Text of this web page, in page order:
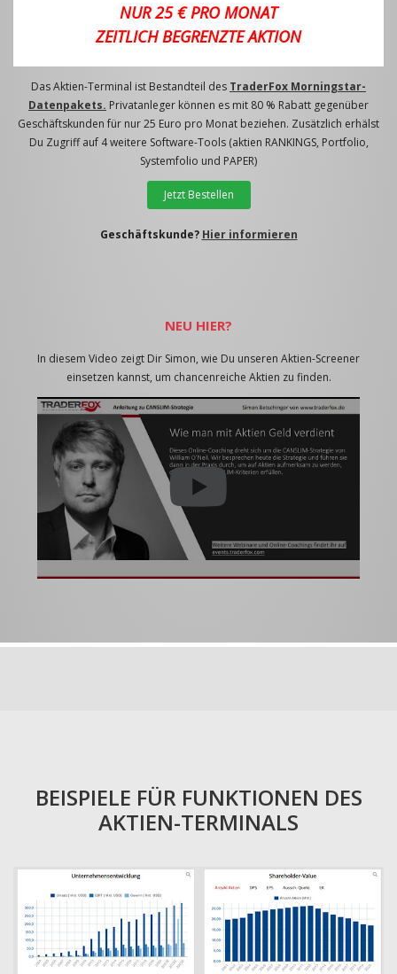
NUR 25 € PRO MONAT
ZEITLICH BEGRENZTE AKTION
Das Aktien-Terminal ist Bestandteil des TraderFox Morningstar-
Datenpakets. Privatanleger können es mit 80 % Rabatt gegenüber
Geschäftskunden für nur 25 Euro pro Monat beziehen. Zusätzlich erhälst
Du Zugriff auf 4 weitere Software-Tools (aktien RANKINGS, Portfolio,
Systemfolio und PAPER)
Jetzt Bestellen
Geschäftskunde? Hier informieren
NEU HIER?
In diesem Video zeigt Dir Simon, wie Du unseren Aktien-Screener
einsetzen kannst, um chancenreiche Aktien zu finden.
BEISPIELE FÜR FUNKTIONEN DES
AKTIEN-TERMINALS